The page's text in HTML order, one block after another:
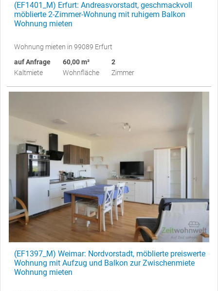
(EF1401_M) Erfurt: Andreasvorstadt, geschmackvoll
möblierte 2-Zimmer-Wohnung mit ruhigem Balkon
Wohnung mieten
Wohnung mieten in 99089 Erfurt
auf Anfrage
Kaltmiete
60,00 m²
Wohnfläche
2
Zimmer
(EF1397_M) Weimar: Nordvorstadt, möblierte preiswerte
Wohnung mit Aufzug und Balkon zur Zwischenmiete
Wohnung mieten